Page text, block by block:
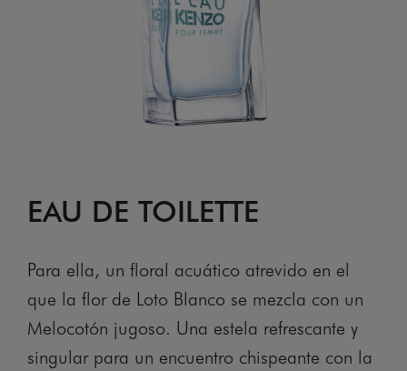
EAU DE TOILETTE
Para ella, un floral acuático atrevido en el
que la flor de Loto Blanco se mezcla con un
Melocotón jugoso. Una estela refrescante y
singular para un encuentro chispeante con la